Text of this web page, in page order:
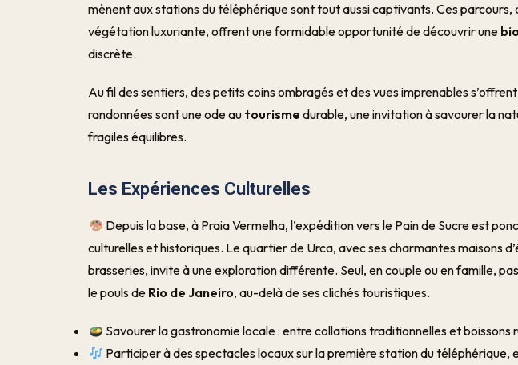
mènent aux stations du téléphérique sont tout aussi captivants. Ces
végétation luxuriante, offrent une formidable opportunité de découvrir une
discrète.
Au fil des sentiers, des petits coins ombragés et des vues imprenables
randonnées sont une ode au tourisme durable, une invitation à savourer la
fragiles équilibres.
Les Expériences Culturelles
Depuis la base, à Praia Vermelha, l’expédition vers le Pain de Sucre est
culturelles et historiques. Le quartier de Urca, avec ses charmantes maisons
brasseries, invite à une exploration différente. Seul, en couple ou en famille,
le pouls de Rio de Janeiro, au-delà de ses clichés touristiques.
Savourer la gastronomie locale : entre collations traditionnelles et boissons
Participer à des spectacles locaux sur la première station du téléphérique,